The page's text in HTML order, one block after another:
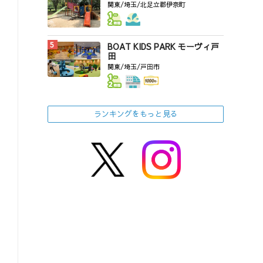
関東/埼玉/北足立郡伊奈町
BOAT KIDS PARK モーヴィ戸
田
関東/埼玉/戸田市
ランキングをもっと見る